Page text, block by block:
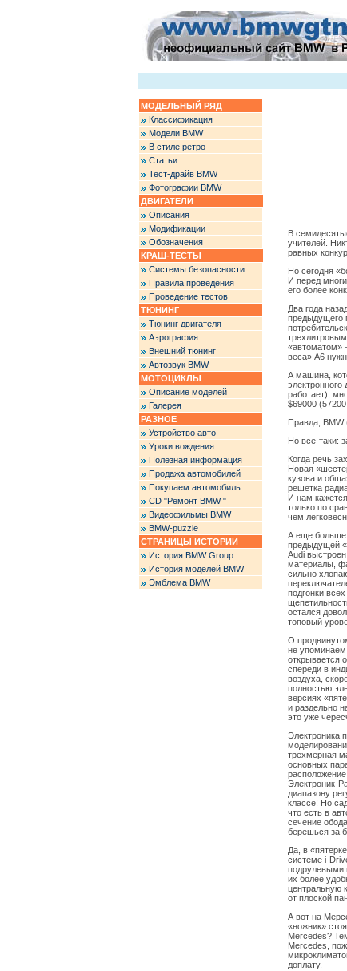
МОДЕЛЬНЫЙ РЯД
Классификация
Модели BMW
В стиле ретро
Статьи
Тест-драйв BMW
Фотографии BMW
ДВИГАТЕЛИ
Описания
Модификации
Обозначения
КРАШ-ТЕСТЫ
Системы безопасности
Правила проведения
Проведение тестов
ТЮНИНГ
Тюнинг двигателя
Аэрография
Внешний тюнинг
Автозвук BMW
МОТОЦИКЛЫ
Описание моделей
Галерея
РАЗНОЕ
Устройство авто
Уроки вождения
Полезная информация
Продажа автомобилей
Покупаем автомобиль
CD "Ремонт BMW "
Видеофильмы BMW
BMW-puzzle
СТРАНИЦЫ ИСТОРИИ
История BMW Group
История моделей BMW
Эмблема BMW
В
учителей.
равных
Но сегодня
И перед
его более
Два года
предыдущего
«автоматом»
веса» А6
А машина,
работает),
$69000
Правда, BMW
Но все-таки:
Когда речь
Новая
кузова и
решетка
И нам
только по
чем
А еще больше
предыдущей
Audi
материалы,
сильно
подгонки
остался
топовый
О
не
открывается
спереди в
воздуха,
полностью
версиях
и раздельно
это уже
Электроника
трехмерная
основных
расположение
Электроник-
диапазону
классе! Но
что есть в
сечение
берешься за
Да, в
системе i-
подрулевыми
их более
центральную
от плоской
А вот на
«ножник»
Mercedes?
Mercedes,
доплату.